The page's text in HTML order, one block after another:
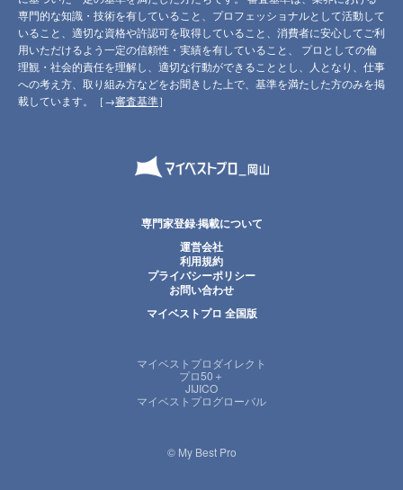
専門的な知識・技術を有していること、プロフェッショナルとして活動して
いること、適切な資格や許認可を取得していること、消費者に安心してご利
用いただけるよう一定の信頼性・実績を有していること、 プロとしての倫
理観・社会的責任を理解し、適切な行動ができることとし、人となり、仕事
への考え方、取り組み方などをお聞きした上で、基準を満たした方のみを掲
載しています。［→審査基準］
専門家登録·掲載について
運営会社
利用規約
プライバシーポリシー
お問い合わせ
マイベストプロ 全国版
マイベストプロダイレクト
プロ50＋
JIJICO
マイベストプログローバル
© My Best Pro